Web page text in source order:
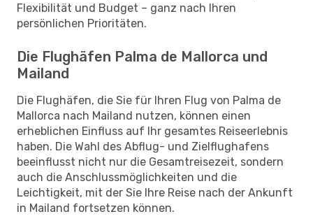
Flexibilität und Budget – ganz nach Ihren
persönlichen Prioritäten.
Die Flughäfen Palma de Mallorca und
Mailand
Die Flughäfen, die Sie für Ihren Flug von Palma de
Mallorca nach Mailand nutzen, können einen
erheblichen Einfluss auf Ihr gesamtes Reiseerlebnis
haben. Die Wahl des Abflug- und Zielflughafens
beeinflusst nicht nur die Gesamtreisezeit, sondern
auch die Anschlussmöglichkeiten und die
Leichtigkeit, mit der Sie Ihre Reise nach der Ankunft
in Mailand fortsetzen können.